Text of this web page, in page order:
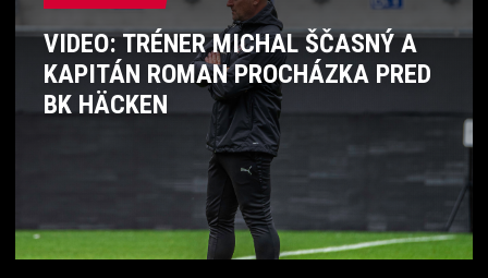
VIDEO: TRÉNER MICHAL ŠČASNÝ A
KAPITÁN ROMAN PROCHÁZKA PRED
BK HÄCKEN